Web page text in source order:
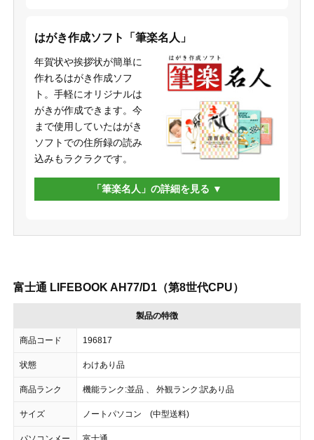
はがき作成ソフト「筆楽名人」
年賀状や挨拶状が簡単に
作れるはがき作成ソフ
ト。手軽にオリジナルは
がきが作成できます。今
まで使用していたはがき
ソフトでの住所録の読み
込みもラクラクです。
「筆楽名人」の詳細を見る
富士通 LIFEBOOK AH77/D1（第8世代CPU）
製品の特徴
商品コード 196817
状態 わけあり品
商品ランク 機能ランク:並品 、 外観ランク:訳あり品
サイズ ノートパソコン (中型送料)